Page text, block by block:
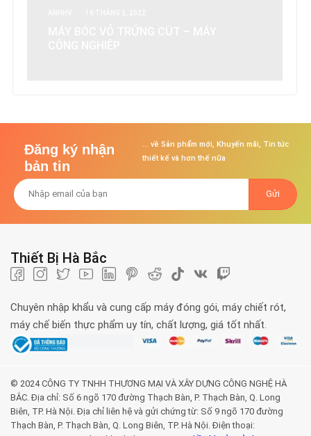
Đăng ký nhận
bản tin
... về Sản phẩm mới, Khuyến mãi, Tin tức
thiết kế và hơn thế nữa
Thiết Bị Hà Bắc
Chuyên nhập khẩu và cung cấp máy đóng gói, máy chiết rót,
máy chế biến thực phẩm uy tín, chất lượng, giá tốt nhất.
© 2024 CÔNG TY TNHH THƯƠNG MẠI VÀ XÂY DỰNG CÔNG NGHỆ HÀ
BẮC. Địa chỉ: Số 6 ngõ 170 đường Thạch Bàn, P. Thạch Bàn, Q. Long
Biên, TP. Hà Nội. Địa chỉ liên hệ và gửi chứng từ: Số 9 ngõ 170 đường
Thạch Bàn, P. Thạch Bàn, Q. Long Biên, TP. Hà Nội. Điện thoại: